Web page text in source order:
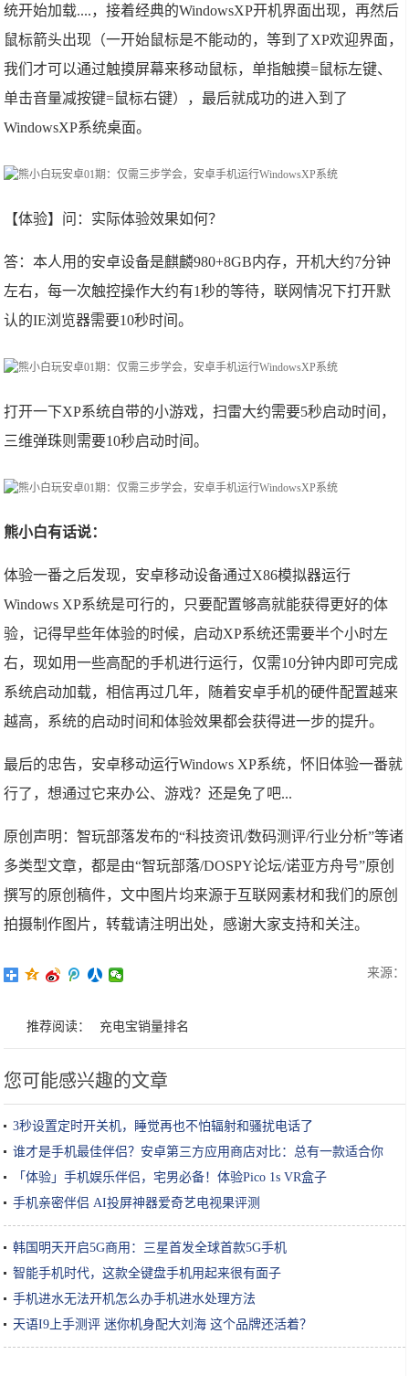
统开始加载....，接着经典的WindowsXP开机界面出现，再然后
鼠标箭头出现（一开始鼠标是不能动的，等到了XP欢迎界面，
我们才可以通过触摸屏幕来移动鼠标，单指触摸=鼠标左键、
单击音量减按键=鼠标右键），最后就成功的进入到了
WindowsXP系统桌面。
【体验】问：实际体验效果如何？
答：本人用的安卓设备是麒麟980+8GB内存，开机大约7分钟
左右，每一次触控操作大约有1秒的等待，联网情况下打开默
认的IE浏览器需要10秒时间。
打开一下XP系统自带的小游戏，扫雷大约需要5秒启动时间，
三维弹珠则需要10秒启动时间。
熊小白有话说：
体验一番之后发现，安卓移动设备通过X86模拟器运行
Windows XP系统是可行的，只要配置够高就能获得更好的体
验，记得早些年体验的时候，启动XP系统还需要半个小时左
右，现如用一些高配的手机进行运行，仅需10分钟内即可完成
系统启动加载，相信再过几年，随着安卓手机的硬件配置越来
越高，系统的启动时间和体验效果都会获得进一步的提升。
最后的忠告，安卓移动运行Windows XP系统，怀旧体验一番就
行了，想通过它来办公、游戏？还是免了吧...
原创声明：智玩部落发布的“科技资讯/数码测评/行业分析”等诸
多类型文章，都是由“智玩部落/DOSPY论坛/诺亚方舟号”原创
撰写的原创稿件，文中图片均来源于互联网素材和我们的原创
拍摄制作图片，转载请注明出处，感谢大家支持和关注。
来源：
推荐阅读： 充电宝销量排名
您可能感兴趣的文章
3秒设置定时开关机，睡觉再也不怕辐射和骚扰电话了
谁才是手机最佳伴侣？安卓第三方应用商店对比：总有一款适合你
「体验」手机娱乐伴侣，宅男必备！体验Pico 1s VR盒子
手机亲密伴侣 AI投屏神器爱奇艺电视果评测
韩国明天开启5G商用：三星首发全球首款5G手机
智能手机时代，这款全键盘手机用起来很有面子
手机进水无法开机怎么办手机进水处理方法
天语I9上手测评 迷你机身配大刘海 这个品牌还活着？